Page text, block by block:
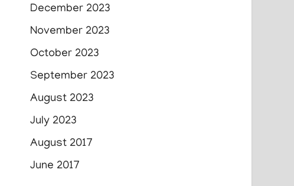
December 2023
November 2023
October 2023
September 2023
August 2023
July 2023
August 2017
June 2017